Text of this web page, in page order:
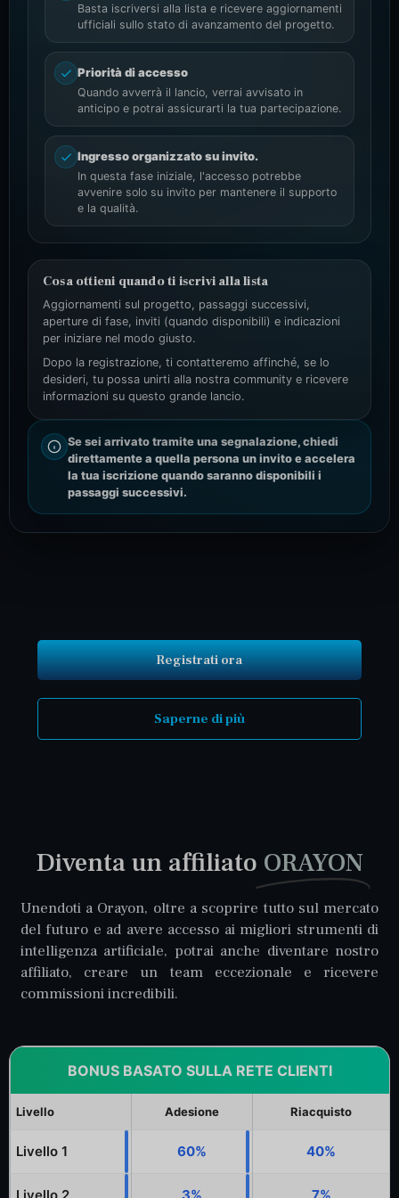
Basta iscriversi alla lista e ricevere aggiornamenti
ufficiali sullo stato di avanzamento del progetto.
Priorità di accesso
Quando avverrà il lancio, verrai avvisato in
anticipo e potrai assicurarti la tua partecipazione.
Ingresso organizzato su invito.
In questa fase iniziale, l'accesso potrebbe
avvenire solo su invito per mantenere il supporto
e la qualità.
Cosa ottieni quando ti iscrivi alla lista
Aggiornamenti sul progetto, passaggi successivi,
aperture di fase, inviti (quando disponibili) e indicazioni
per iniziare nel modo giusto.
Dopo la registrazione, ti contatteremo affinché, se lo
desideri, tu possa unirti alla nostra community e ricevere
informazioni su questo grande lancio.
Se sei arrivato tramite una segnalazione, chiedi
direttamente a quella persona un invito e accelera
la tua iscrizione quando saranno disponibili i
passaggi successivi.
Registrati ora
Saperne di più
Diventa un affiliato ORAYON
Unendoti a Orayon, oltre a scoprire tutto sul mercato
del futuro e ad avere accesso ai migliori strumenti di
intelligenza artificiale, potrai anche diventare nostro
affiliato, creare un team eccezionale e ricevere
commissioni incredibili.
BONUS BASATO SULLA RETE CLIENTI
Livello Adesione Riacquisto
Livello 1 60% 40%